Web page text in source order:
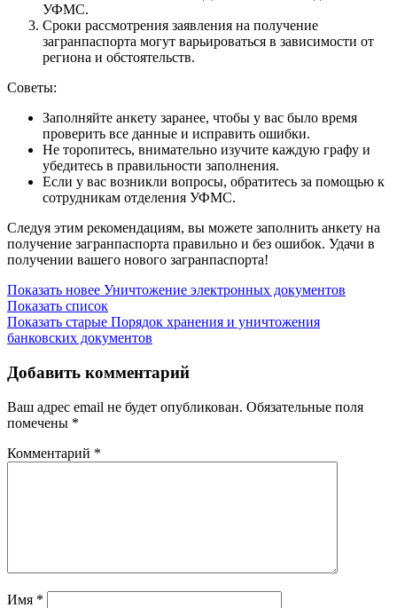
УФМС.
Сроки рассмотрения заявления на получение
загранпаспорта могут варьироваться в зависимости от
региона и обстоятельств.
Советы:
Заполняйте анкету заранее, чтобы у вас было время
проверить все данные и исправить ошибки.
Не торопитесь, внимательно изучите каждую графу и
убедитесь в правильности заполнения.
Если у вас возникли вопросы, обратитесь за помощью к
сотрудникам отделения УФМС.
Следуя этим рекомендациям, вы можете заполнить анкету на
получение загранпаспорта правильно и без ошибок. Удачи в
получении вашего нового загранпаспорта!
Показать новее Уничтожение электронных документов
Показать список
Показать старые Порядок хранения и уничтожения
банковских документов
Добавить комментарий
Ваш адрес email не будет опубликован. Обязательные поля
помечены *
Комментарий *
Имя *